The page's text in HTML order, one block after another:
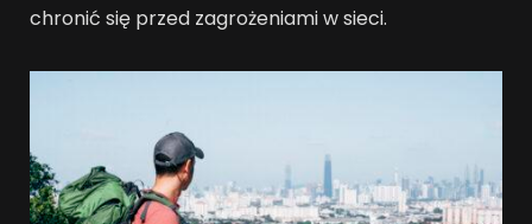
chronić się przed zagrożeniami w sieci.